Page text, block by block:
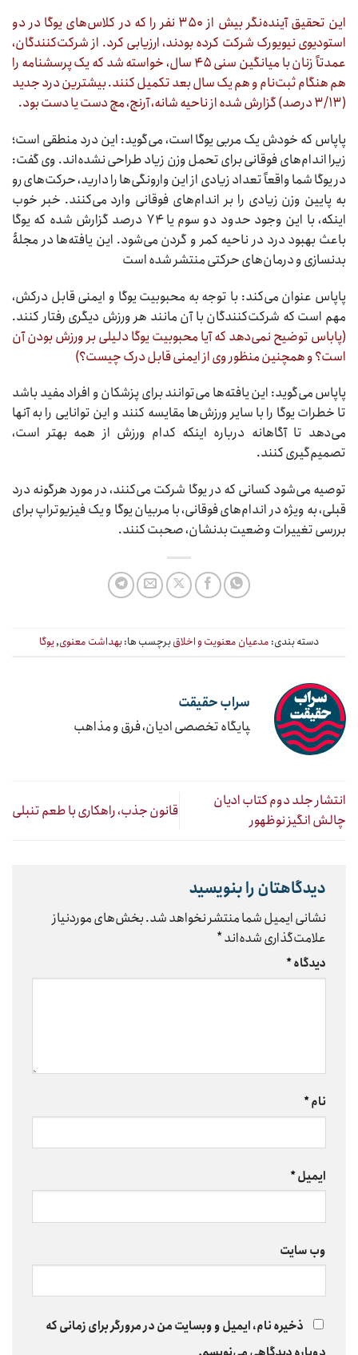
این تحقیق آینده‌نگر بیش از ۳۵۰ نفر را که در کلاس‌های یوگا در دو
استودیوی نیویورک شرکت کرده بودند، ارزیابی کرد. از شرکت‌کنندگان،
عمدتاً زنان با میانگین سنی ۴۵ سال، خواسته شد که یک پرسشنامه را
هم هنگام ثبت‌نام و هم یک سال بعد تکمیل کنند. بیشترین درد جدید
(۳/۱۳ درصد) گزارش شده از ناحیه شانه، آرنج، مچ دست یا دست بود.
پاپاس که خودش یک مربی یوگا است، می‌گوید: این درد منطقی است؛
زیرا اندام‌های فوقانی برای تحمل وزن زیاد طراحی نشده‌اند. وی گفت:
در یوگا شما واقعاً تعداد زیادی از این وارونگی‌ها را دارید، حرکت‌های رو
به پایین وزن زیادی را بر اندام‌های فوقانی وارد می‌کنند. خبر خوب
اینکه، با این وجود حدود دو سوم یا ۷۴ درصد گزارش شده که یوگا
باعث بهبود درد در ناحیه کمر و گردن می‌شود. این یافته‌ها در مجلۀ
بدنسازی و درمان‌های حرکتی منتشر شده است
پاپاس عنوان می‌کند: با توجه به محبوبیت یوگا و ایمنی قابل درکش،
مهم است که شرکت‌کنندگان با آن مانند هر ورزش دیگری رفتار کنند.
(پاباس توضیح نمی‌دهد که آیا محبوبیت یوگا دلیلی بر ورزش بودن آن
است؟ و همچنین منظور وی از ایمنی قابل درک چیست؟)
پاپاس می‌گوید: این یافته‌ها می‌توانند برای پزشکان و افراد مفید باشد
تا خطرات یوگا را با سایر ورزش‌ها مقایسه کنند و این توانایی را به آنها
می‌دهد تا آگاهانه درباره اینکه کدام ورزش از همه بهتر است،
تصمیم‌گیری کنند.
توصیه می‌شود کسانی که در یوگا شرکت می‌کنند، در مورد هرگونه درد
قبلی، به ویژه در اندام‌های فوقانی، با مربیان یوگا و یک فیزیوتراپ برای
بررسی تغییرات وضعیت بدنشان، صحبت کنند.
دسته بندی: مدعیان معنویت و اخلاقبرچسب ها:بهداشت معنوی,یوگا
سراب حقیقت
‍پایگاه تخصصی ادیان، فرق و مذاهب
انتشار جلد دوم کتاب ادیان
چالش انگیز نوظهور
قانون جذب، راهکاری با طعم تنبلی
دیدگاهتان را بنویسید
نشانی ایمیل شما منتشر نخواهد شد.بخش‌های موردنیاز
علامت‌گذاری شده‌اند*
دیدگاه*
نام*
ایمیل*
وب‌ سایت
ذخیره نام، ایمیل و وبسایت من در مرورگر برای زمانی که